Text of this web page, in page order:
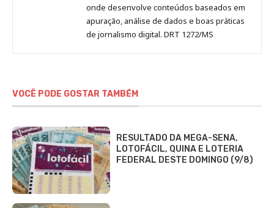
onde desenvolve conteúdos baseados em
apuração, análise de dados e boas práticas
de jornalismo digital. DRT 1272/MS
VOCÊ PODE GOSTAR TAMBÉM
RESULTADO DA MEGA-SENA,
LOTOFÁCIL, QUINA E LOTERIA
FEDERAL DESTE DOMINGO (9/8)